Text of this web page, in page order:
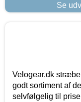
Se
Velogear.dk
godt sortiment af
selvfølgelig til